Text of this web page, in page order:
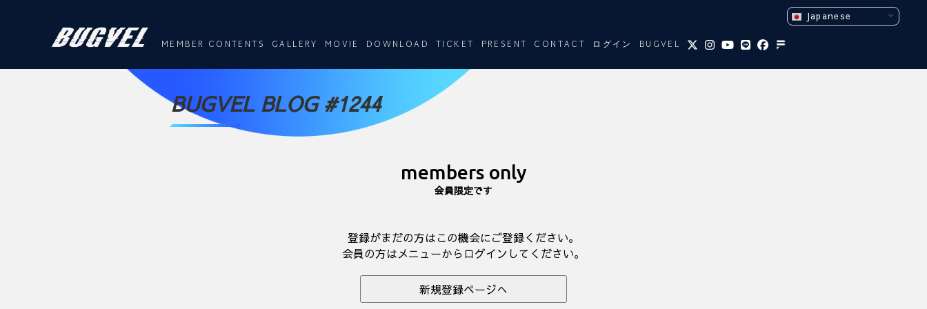
MEMBER CONTENTS GALLERY MOVIE DOWNLOAD TICKET PRESENT CONTACT ログイン BUGVEL
BUGVEL BLOG #1244
members only
会員限定です
登録がまだの方はこの機会にご登録ください。
会員の方はメニューからログインしてください。
新規登録ページへ
Japanese